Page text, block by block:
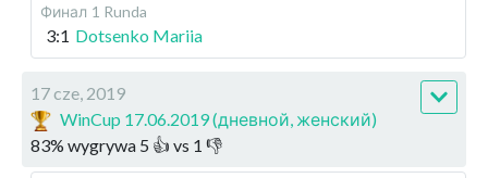
Финал 1 Runda
3:1 Dotsenko Mariia
17 cze, 2019
WinCup 17.06.2019 (дневной, женский)
83% wygrywa 5 👍 vs 1 👎